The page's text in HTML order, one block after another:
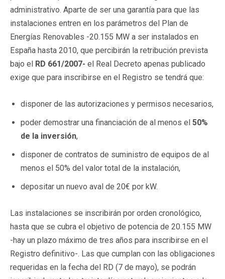
administrativo. Aparte de ser una garantía para que las
instalaciones entren en los parámetros del Plan de
Energías Renovables -20.155 MW a ser instalados en
España hasta 2010, que percibirán la retribución prevista
bajo el RD 661/2007- el Real Decreto apenas publicado
exige que para inscribirse en el Registro se tendrá que:
disponer de las autorizaciones y permisos necesarios,
poder demostrar una financiación de al menos el 50%
de la inversión,
disponer de contratos de suministro de equipos de al
menos el 50% del valor total de la instalación,
depositar un nuevo aval de 20€ por kW.
Las instalaciones se inscribirán por orden cronológico,
hasta que se cubra el objetivo de potencia de 20.155 MW
-hay un plazo máximo de tres años para inscribirse en el
Registro definitivo-. Las que cumplan con las obligaciones
requeridas en la fecha del RD (7 de mayo), se podrán